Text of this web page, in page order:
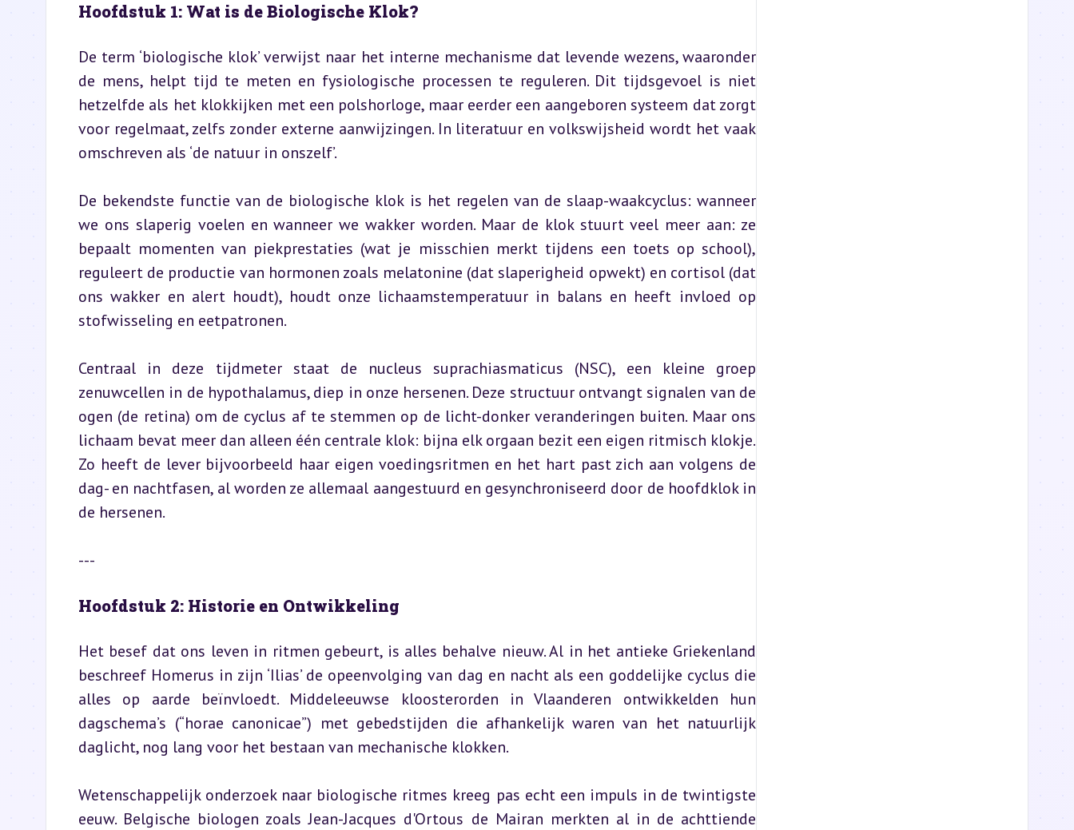
Hoofdstuk 1: Wat is de Biologische Klok?
De term ‘biologische klok’ verwijst naar het interne mechanisme dat levende wezens, waaronder
de mens, helpt tijd te meten en fysiologische processen te reguleren. Dit tijdsgevoel is niet
hetzelfde als het klokkijken met een polshorloge, maar eerder een aangeboren systeem dat zorgt
voor regelmaat, zelfs zonder externe aanwijzingen. In literatuur en volkswijsheid wordt het vaak
omschreven als ‘de natuur in onszelf’.
De bekendste functie van de biologische klok is het regelen van de slaap-waakcyclus: wanneer
we ons slaperig voelen en wanneer we wakker worden. Maar de klok stuurt veel meer aan: ze
bepaalt momenten van piekprestaties (wat je misschien merkt tijdens een toets op school),
reguleert de productie van hormonen zoals melatonine (dat slaperigheid opwekt) en cortisol (dat
ons wakker en alert houdt), houdt onze lichaamstemperatuur in balans en heeft invloed op
stofwisseling en eetpatronen.
Centraal in deze tijdmeter staat de nucleus suprachiasmaticus (NSC), een kleine groep
zenuwcellen in de hypothalamus, diep in onze hersenen. Deze structuur ontvangt signalen van de
ogen (de retina) om de cyclus af te stemmen op de licht-donker veranderingen buiten. Maar ons
lichaam bevat meer dan alleen één centrale klok: bijna elk orgaan bezit een eigen ritmisch klokje.
Zo heeft de lever bijvoorbeeld haar eigen voedingsritmen en het hart past zich aan volgens de
dag- en nachtfasen, al worden ze allemaal aangestuurd en gesynchroniseerd door de hoofdklok in
de hersenen.
---
Hoofdstuk 2: Historie en Ontwikkeling
Het besef dat ons leven in ritmen gebeurt, is alles behalve nieuw. Al in het antieke Griekenland
beschreef Homerus in zijn ‘Ilias’ de opeenvolging van dag en nacht als een goddelijke cyclus die
alles op aarde beïnvloedt. Middeleeuwse kloosterorden in Vlaanderen ontwikkelden hun
dagschema’s (“horae canonicae”) met gebedstijden die afhankelijk waren van het natuurlijk
daglicht, nog lang voor het bestaan van mechanische klokken.
Wetenschappelijk onderzoek naar biologische ritmes kreeg pas echt een impuls in de twintigste
eeuw. Belgische biologen zoals Jean-Jacques d'Ortous de Mairan merkten al in de achttiende